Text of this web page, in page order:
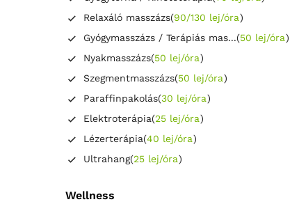
Relaxáló masszázs(90/130 lej/óra)
Gyógymasszázs / Terápiás mas...(50 lej/óra)
Nyakmasszázs(50 lej/óra)
Szegmentmasszázs(50 lej/óra)
Paraffinpakolás(30 lej/óra)
Elektroterápia(25 lej/óra)
Lézerterápia(40 lej/óra)
Ultrahang(25 lej/óra)
Wellness